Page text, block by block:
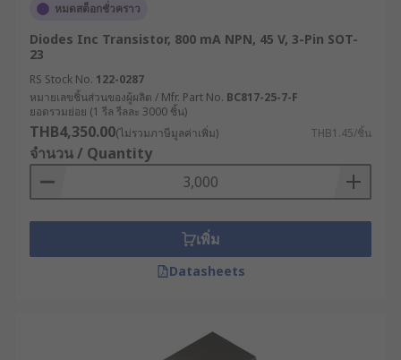
ความต้องการของวงจร
กำลังขับ : พิจารณาค่ากระแสและแรงดันที่
ทรานซิสเตอร์สามารถทนได้
ความถี่การทำงาน : เลือกให้เหมาะกับความถี่
ของวงจรที่ใช้งาน
รูปแบบการติดตั้ง : มีทั้งแบบ Through-Hole และ
Surface Mount
ทรานซิสเตอร์ทั้งแบบ NPN และ PNP มีให้เลือกหลาก
หลายราคา อาจแตกต่างกันขึ้นอยู่กับคุณสมบัติและ
แบรนด์ แต่โดยทั่วไปมีราคาไม่สูงมากนัก ทำให้เป็นตัว
หมดสต็อกชั่วคราว
Diodes Inc Transistor, 800 mA NPN, 45 V, 3-Pin SOT-
23
RS Stock No. 122-0287
หมายเลขชิ้นส่วนของผู้ผลิต / Mfr. Part No. BC817-25-7-F
ยอดรวมย่อย (1 รีล รีลละ 3000 ชิ้น)
THB4,350.00(ไม่รวมภาษีมูลค่าเพิ่ม) THB1.45/ชิ้น
จำนวน / Quantity
เพิ่ม
Datasheets